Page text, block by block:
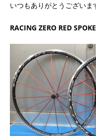
いつもありがとうございま
RACING ZERO RED